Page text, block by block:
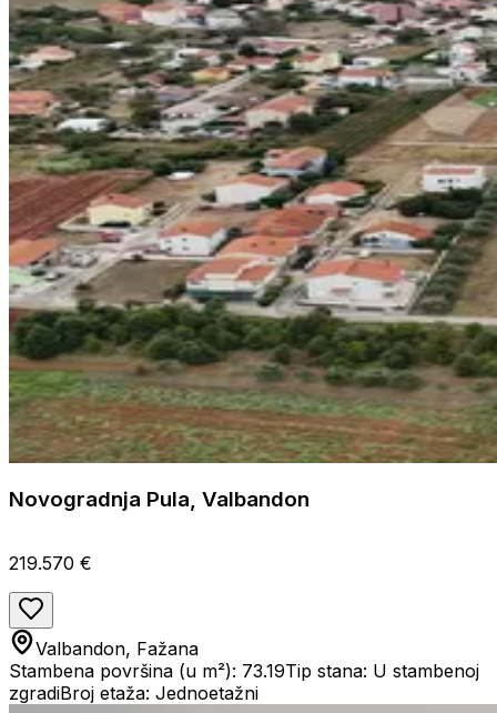
Novogradnja Pula, Valbandon
219.570 €
Valbandon, Fažana
Stambena površina (u m²): 73.19Tip stana: U stambenoj
zgradiBroj etaža: Jednoetažni